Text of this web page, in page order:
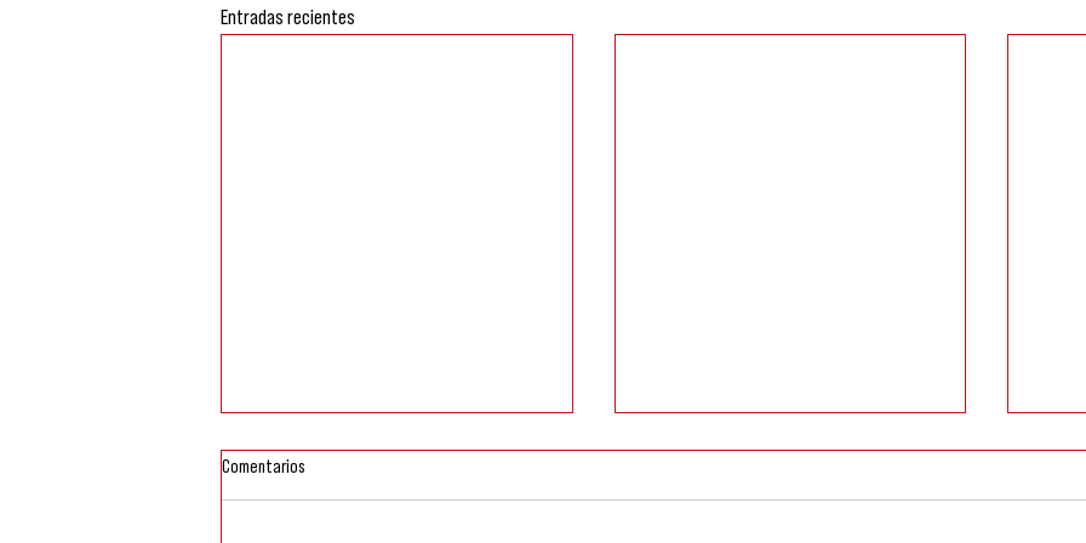
Entradas recientes
Comentarios